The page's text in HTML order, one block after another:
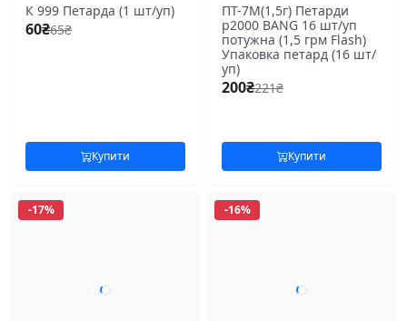
К 999 Петарда (1 шт/уп)
60₴65₴
Купити
ПТ-7М(1,5г) Петарди
p2000 BANG 16 шт/уп
потужна (1,5 грм Flash)
Упаковка петард (16 шт/
уп)
200₴221₴
Купити
-17% -16%